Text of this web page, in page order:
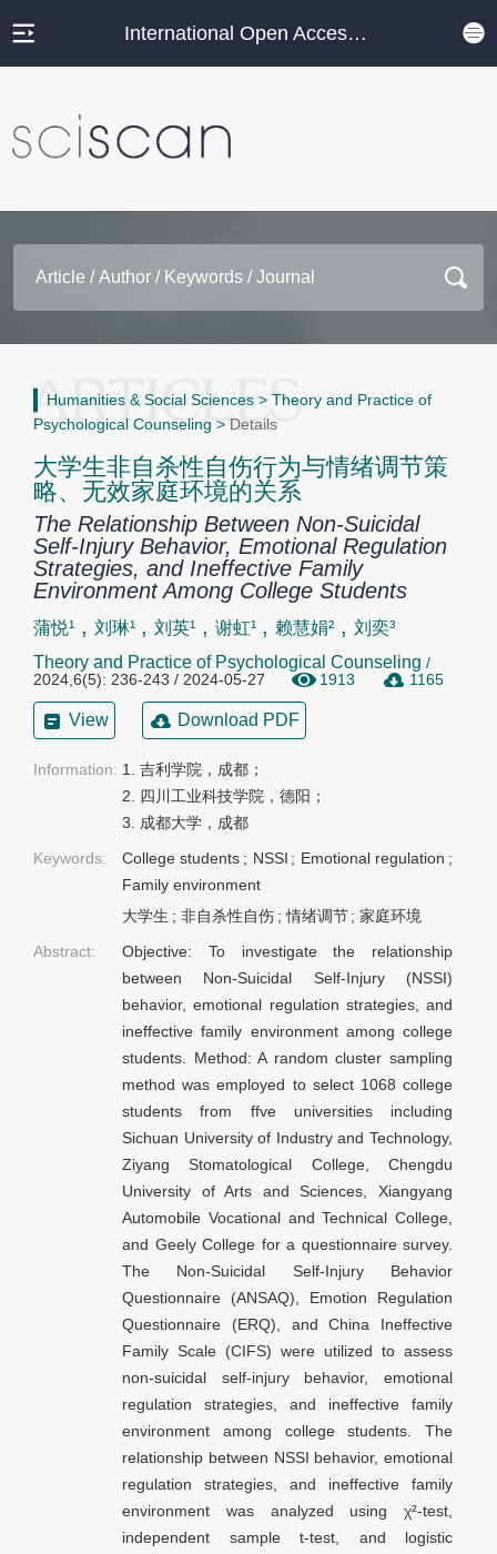
International Open Access Journal Platform
Humanities & Social Sciences > Theory and Practice of
Psychological Counseling > Details
大学生非自杀性自伤行为与情绪调节策
略、无效家庭环境的关系
The Relationship Between Non-Suicidal
Self-Injury Behavior, Emotional Regulation
Strategies, and Ineffective Family
Environment Among College Students
蒲悦¹ , 刘琳¹ ,刘英¹ , 谢虹¹ , 赖慧娟² , 刘奕³
Theory and Practice of Psychological Counseling /
2024,6(5): 236-243 / 2024-05-27
1913 1165
View Download PDF
Information: 1. 吉利学院，成都；
2. 四川工业科技学院，德阳；
3. 成都大学，成都
Keywords:
College students ; NSSI ; Emotional regulation ;
Family environment
大学生 ; 非自杀性自伤 ;情绪调节 ;家庭环境
Abstract:
Objective: To investigate the relationship
between Non-Suicidal Self-Injury (NSSI)
behavior, emotional regulation strategies, and
ineffective family environment among college
students. Method: A random cluster sampling
method was employed to select 1068 college
students from ffve universities including
Sichuan University of Industry and Technology,
Ziyang Stomatological College, Chengdu
University of Arts and Sciences, Xiangyang
Automobile Vocational and Technical College,
and Geely College for a questionnaire survey.
The Non-Suicidal Self-Injury Behavior
Questionnaire (ANSAQ), Emotion Regulation
Questionnaire (ERQ), and China Ineffective
Family Scale (CIFS) were utilized to assess
non-suicidal self-injury behavior, emotional
regulation strategies, and ineffective family
environment among college students. The
relationship between NSSI behavior, emotional
regulation strategies, and ineffective family
environment was analyzed using χ²-test,
independent sample t-test, and logistic